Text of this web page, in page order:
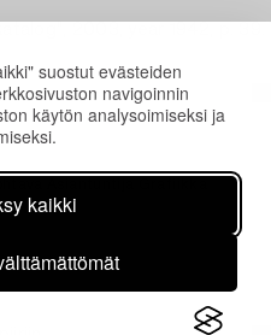
suostut evästeiden
navigoinnin
käytön analysoimiseksi ja
kaikki
2003, year 1942, p. 39.